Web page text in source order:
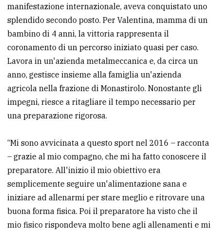
manifestazione internazionale, aveva conquistato uno
splendido secondo posto. Per Valentina, mamma di un
bambino di 4 anni, la vittoria rappresenta il
coronamento di un percorso iniziato quasi per caso.
Lavora in un'azienda metalmeccanica e, da circa un
anno, gestisce insieme alla famiglia un'azienda
agricola nella frazione di Monastirolo. Nonostante gli
impegni, riesce a ritagliare il tempo necessario per
una preparazione rigorosa.
“Mi sono avvicinata a questo sport nel 2016 – racconta
– grazie al mio compagno, che mi ha fatto conoscere il
preparatore. All'inizio il mio obiettivo era
semplicemente seguire un'alimentazione sana e
iniziare ad allenarmi per stare meglio e ritrovare una
buona forma fisica. Poi il preparatore ha visto che il
mio fisico rispondeva molto bene agli allenamenti e mi